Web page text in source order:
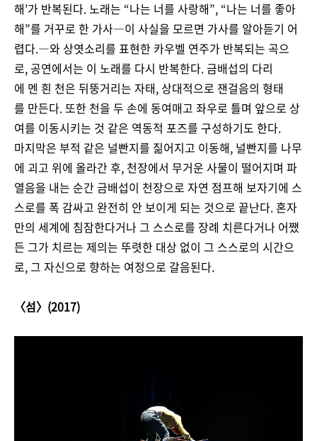
해’가 반복된다. 노래는 “나는 너를 사랑해”, “나는 너를 좋아
해”를 거꾸로 한 가사―이 사실을 모르면 가사를 알아듣기 어
렵다.―와 상엿소리를 표현한 카우벨 연주가 반복되는 곡으
로, 공연에서는 이 노래를 다시 반복한다. 금배섭의 다리
에 멘 흰 천은 뒤뚱거리는 자태, 상대적으로 잰걸음의 형태
를 만든다. 또한 천을 두 손에 동여매고 좌우로 틀며 앞으로 상
여를 이동시키는 것 같은 역동적 포즈를 구성하기도 한다.
마지막은 부적 같은 널빤지를 짊어지고 이동해, 널빤지를 나무
에 괴고 위에 올라간 후, 천장에서 무거운 사물이 떨어지며 파
열음을 내는 순간 금배섭이 천장으로 자연 점프해 보자기에 스
스로를 폭 감싸고 완전히 안 보이게 되는 것으로 끝난다. 혼자
만의 세계에 침잠한다거나 그 스스로를 장례 치른다거나 어쨌
든 그가 치르는 제의는 뚜렷한 대상 없이 그 스스로의 시간으
로, 그 자신으로 향하는 여정으로 갈음된다.
〈섬〉(2017)